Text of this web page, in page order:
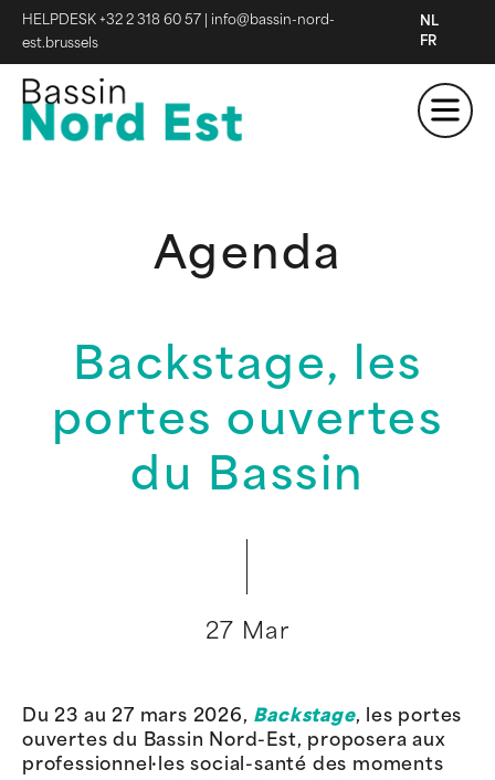
HELPDESK +32 2 318 60 57
info@bassin-nord-
est.brussels
NL
FR
Agenda
Backstage, les
portes ouvertes
du Bassin
27 Mar
Du 23 au 27 mars 2026, Backstage, les portes
ouvertes du Bassin Nord-Est, proposera aux
professionnel·les social-santé des moments